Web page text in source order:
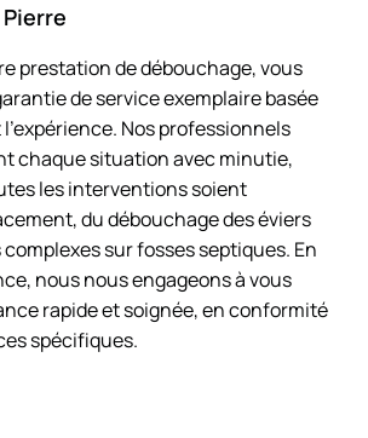
prestation de débouchage, vous
de service exemplaire basée
l’expérience. Nos professionnels
chaque situation avec minutie,
les interventions soient
du débouchage des éviers
sur fosses septiques. En
nous nous engageons à vous
rapide et soignée, en conformité
spécifiques.